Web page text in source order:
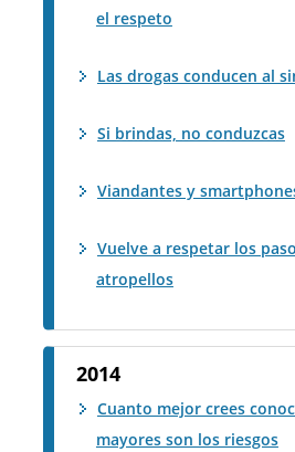
el respeto
Las drogas conducen al
Si brindas, no conduzcas
Viandantes y
Vuelve a respetar los
atropellos
2014
Cuanto mejor crees
mayores son los riesgos